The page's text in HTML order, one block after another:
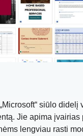
„Microsoft“ siūlo didelį
Jie apima įvairias
lengviau rasti